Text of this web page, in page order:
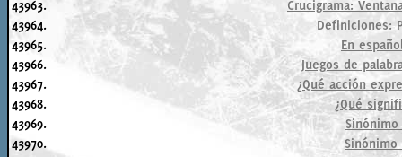
43963.
Crucigrama:
43964.
Definiciones:
43965.
En
43966.
Juegos de
43967.
¿Qué acción
43968.
¿Qué
43969.
43970.